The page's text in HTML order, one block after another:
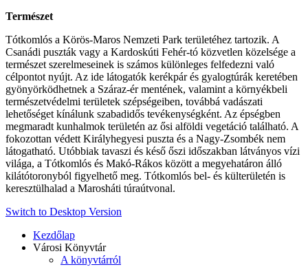
Természet
Tótkomlós a Körös-Maros Nemzeti Park területéhez tartozik. A
Csanádi puszták vagy a Kardoskúti Fehér-tó közvetlen közelsége a
természet szerelmeseinek is számos különleges felfedezni való
célpontot nyújt. Az ide látogatók kerékpár és gyalogtúrák keretében
gyönyörködhetnek a Száraz-ér mentének, valamint a környékbeli
természetvédelmi területek szépségeiben, továbbá vadászati
lehetőséget kínálunk szabadidős tevékenységként. Az épségben
megmaradt kunhalmok területén az ősi alföldi vegetáció található. A
fokozottan védett Királyhegyesi puszta és a Nagy-Zsombék nem
látogatható. Utóbbiak tavaszi és késő őszi időszakban látványos vízi
világa, a Tótkomlós és Makó-Rákos között a megyehatáron álló
kilátótoronyból figyelhető meg. Tótkomlós bel- és külterületén is
keresztülhalad a Marosháti túraútvonal.
Switch to Desktop Version
Kezdőlap
Városi Könyvtár
A könyvtárról